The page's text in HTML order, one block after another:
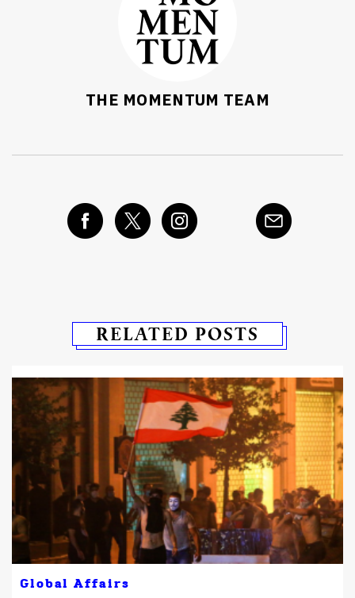
THE MOMENTUM TEAM
RELATED POSTS
Global Affairs